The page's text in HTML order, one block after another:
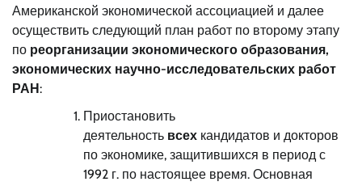
Американской экономической ассоциацией и далее
осуществить следующий план работ по второму этапу
по реорганизации экономического образования,
экономических научно-исследовательских работ
РАН:
Приостановить
деятельность всех кандидатов и докторов
по экономике, защитившихся в период с
1992 г. по настоящее время. Основная